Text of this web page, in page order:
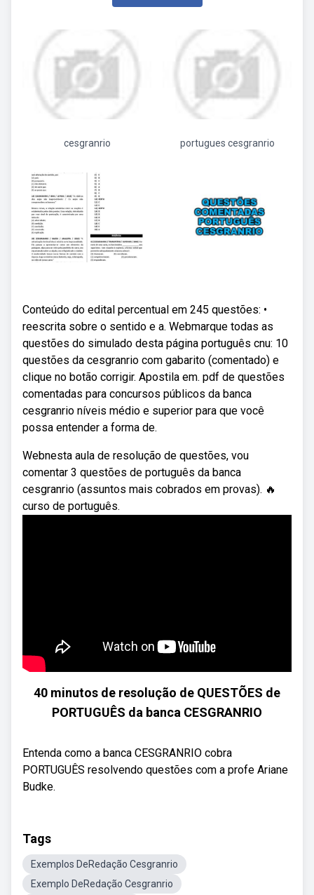
cesgranrio portugues cesgranrio
Conteúdo do edital percentual em 245 questões: •
reescrita sobre o sentido e a. Webmarque todas as
questões do simulado desta página português cnu: 10
questões da cesgranrio com gabarito (comentado) e
clique no botão corrigir. Apostila em. pdf de questões
comentadas para concursos públicos da banca
cesgranrio níveis médio e superior para que você
possa entender a forma de.
Webnesta aula de resolução de questões, vou
comentar 3 questões de português da banca
cesgranrio (assuntos mais cobrados em provas). 🔥
curso de português.
40 minutos de resolução de QUESTÕES de
PORTUGUÊS da banca CESGRANRIO
Entenda como a banca CESGRANRIO cobra
PORTUGUÊS resolvendo questões com a profe Ariane
Budke.
Tags
Exemplos DeRedação Cesgranrio
Exemplo DeRedação Cesgranrio